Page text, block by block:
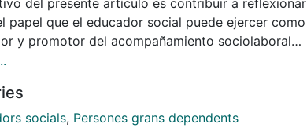
papel que el educador social puede ejercer como
y promotor del acompañamiento sociolaboral
profesionales de atención directa de
en las competencias que dispone el educador
que aportaciones puede realizar en la
socials, Persones grans dependents